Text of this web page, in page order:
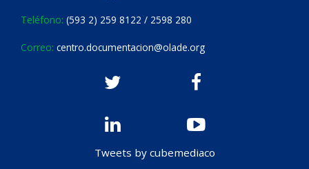
Teléfono: (593 2) 259 8122 / 2598 280
Correo: centro.documentacion@olade.org
Tweets by cubemediaco